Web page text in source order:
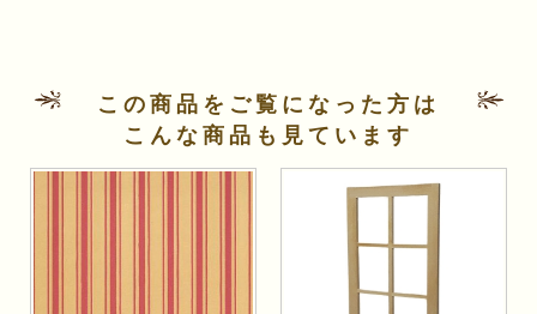
この商品をご覧になった方は
こんな商品も見ています